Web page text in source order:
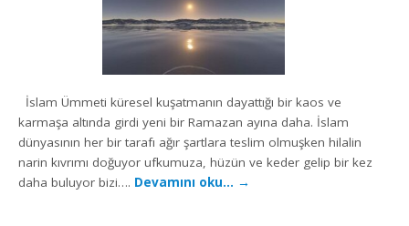
İslam Ümmeti küresel kuşatmanın dayattığı bir kaos ve
karmaşa altında girdi yeni bir Ramazan ayına daha. İslam
dünyasının her bir tarafı ağır şartlara teslim olmuşken hilalin
narin kıvrımı doğuyor ufkumuza, hüzün ve keder gelip bir kez
daha buluyor bizi…. Devamını oku… →